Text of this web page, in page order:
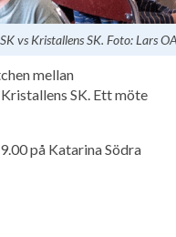
vs Kristallens SK. Foto: Lars
mellan
SK. Ett möte
på Katarina Södra